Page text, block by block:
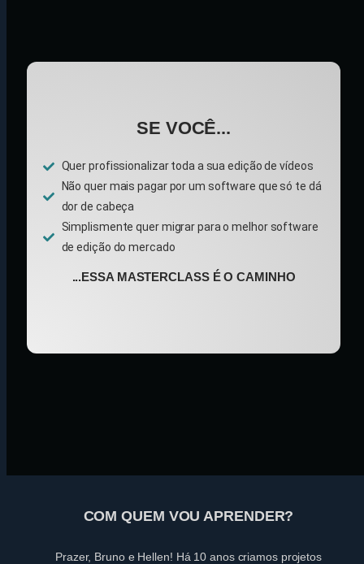
SE VOCÊ...
Quer profissionalizar toda a sua edição de vídeos
Não quer mais pagar por um software que só te dá
dor de cabeça
Simplismente quer migrar para o melhor software
de edição do mercado
...ESSA MASTERCLASS É O CAMINHO
COM QUEM VOU APRENDER?
Prazer, Bruno e Hellen! Há 10 anos criamos projetos